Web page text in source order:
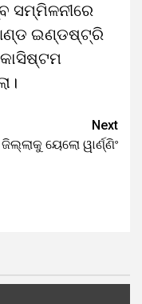
ସମ୍ମିଳନୀରେ
ଇଣ୍ଡଷ୍ଟ୍ରି
Next
ୟେଲୋ ୱାର୍ଣ୍ଣିଂ